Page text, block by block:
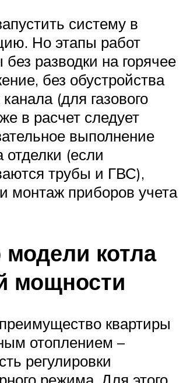
систему в
Но этапы работ
разводки на горячее
без обустройства
(для газового
в расчет следует
выполнение
(если
трубы и ГВС),
монтаж приборов учета
котла
мощности
квартиры
отоплением –
регулировки